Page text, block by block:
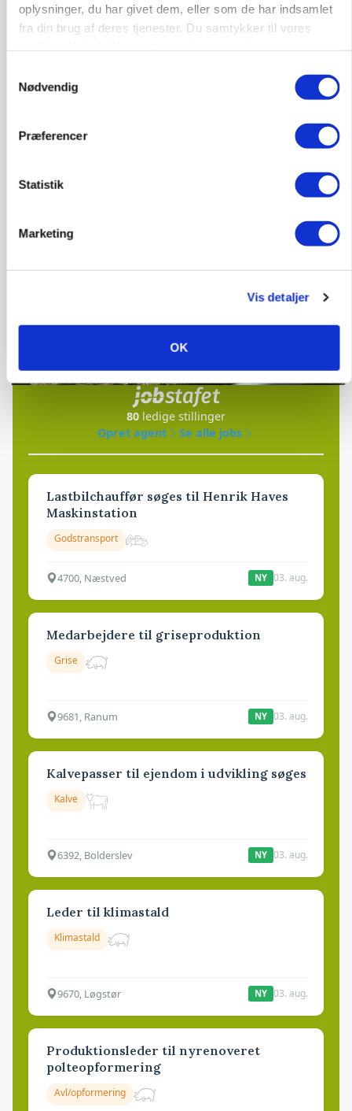
oplysninger, du har givet dem, eller som de har indsamlet
fra din brug af deres tjenester. Du samtykker til vores
Nødvendig
Præferencer
Statistik
Marketing
Vis detaljer
OK
Forud for ny kvælstoflov: Blot ét trepartsprojekt
færdigt i juli
Økologien står svagest på landet
Loading...
Jobs
80 ledige stillinger
Opret agent
Se alle jobs
Lastbilchauffør søges til Henrik Haves
Maskinstation
Godstransport
4700, Næstved NY 03. aug.
Medarbejdere til griseproduktion
Grise
9681, Ranum NY 03. aug.
Kalvepasser til ejendom i udvikling søges
Kalve
6392, Bolderslev NY 03. aug.
Leder til klimastald
Klimastald
9670, Løgstør NY 03. aug.
Produktionsleder til nyrenoveret
polteopformering
Avl/opformering